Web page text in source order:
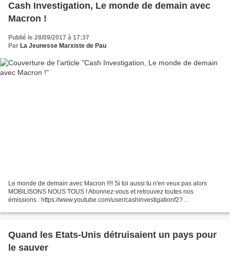
Cash Investigation, Le monde de demain avec
Macron !
Publié le 28/09/2017 à 17:37
Par La Jeunesse Marxiste de Pau
Le monde de demain avec Macron !!!! Si toi aussi tu n'en veux pas alors
MOBILISONS NOUS TOUS ! Abonnez-vous et retrouvez toutes nos
émissions : https://www.youtube.com/user/cashinvestigationf2?
Quand les Etats-Unis détruisaient un pays pour
le sauver